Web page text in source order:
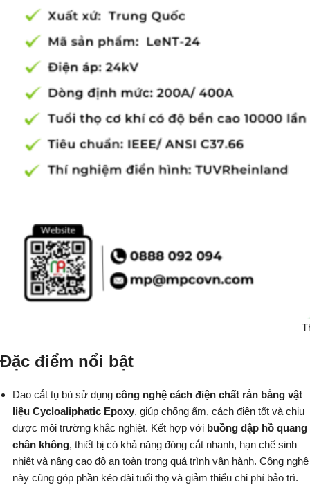
Đặc điểm nổi bật
Dao cắt tụ bù sử dụng công nghệ cách điện chất rắn bằng vật
liệu Cycloaliphatic Epoxy, giúp chống ẩm, cách điện tốt và chịu
được môi trường khắc nghiệt. Kết hợp với buồng dập hồ quang
chân không, thiết bị có khả năng đóng cắt nhanh, hạn chế sinh
nhiệt và nâng cao độ an toàn trong quá trình vận hành. Công nghệ
này cũng góp phần kéo dài tuổi thọ và giảm thiểu chi phí bảo trì.